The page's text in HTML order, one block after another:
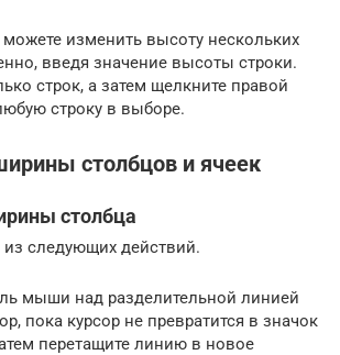
изменить высоту нескольких
введя значение высоты строки.
строк, а затем щелкните правой
строку в выборе.
столбцов и ячеек
столбца
следующих действий.
мыши над разделительной линией
пока курсор не превратится в значок
перетащите линию в новое